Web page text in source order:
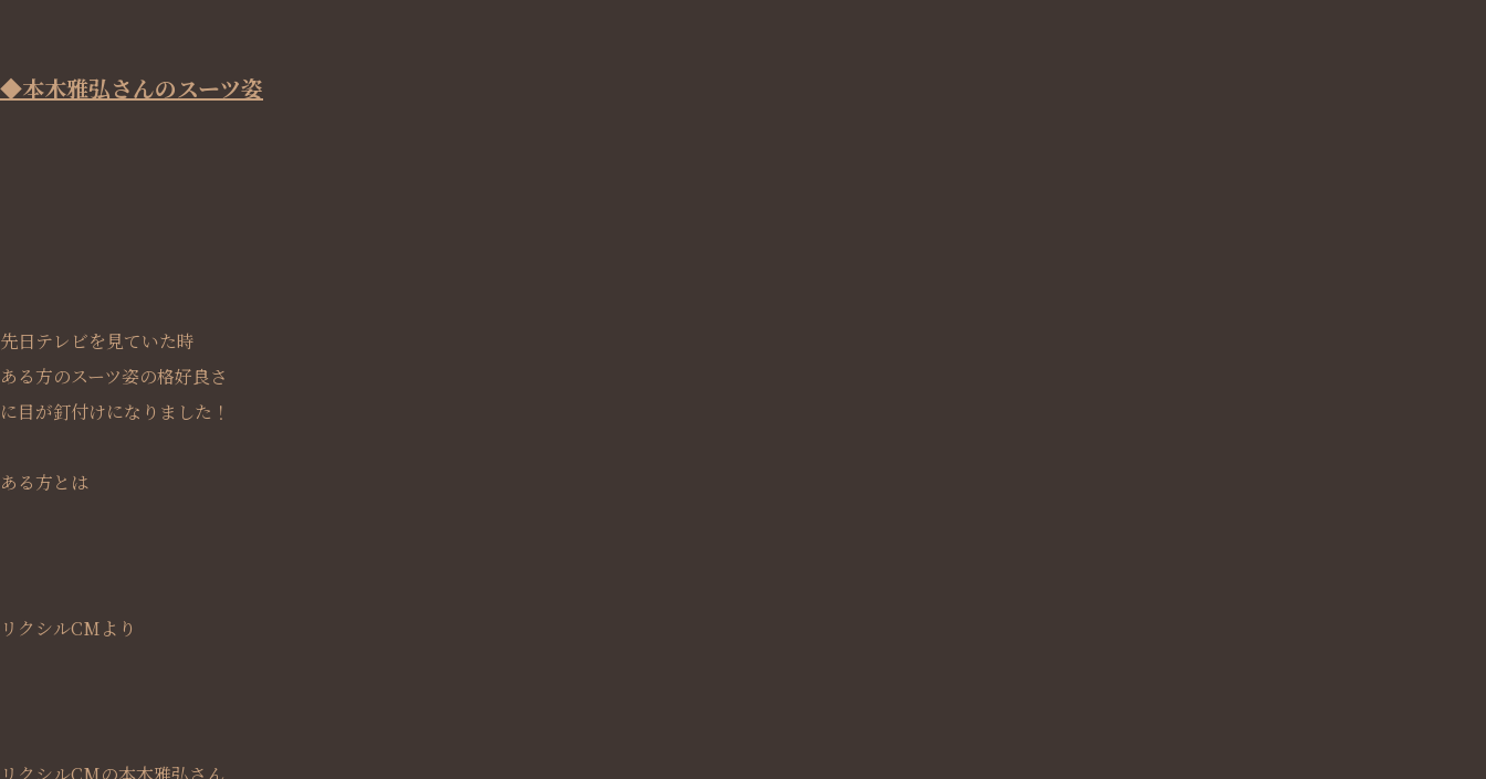
◆本木雅弘さんのスーツ姿
先日テレビを見ていた時
ある方のスーツ姿の格好良さ
に目が釘付けになりました！
ある方とは
リクシルCMより
リクシルCMの本木雅弘さん